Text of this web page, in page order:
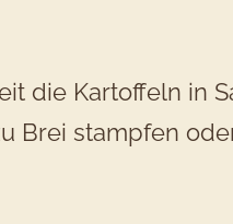
die Kartoffeln in
Brei stampfen